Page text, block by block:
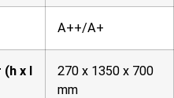
A++/A+
(h x l
270 x 1350 x 700
mm